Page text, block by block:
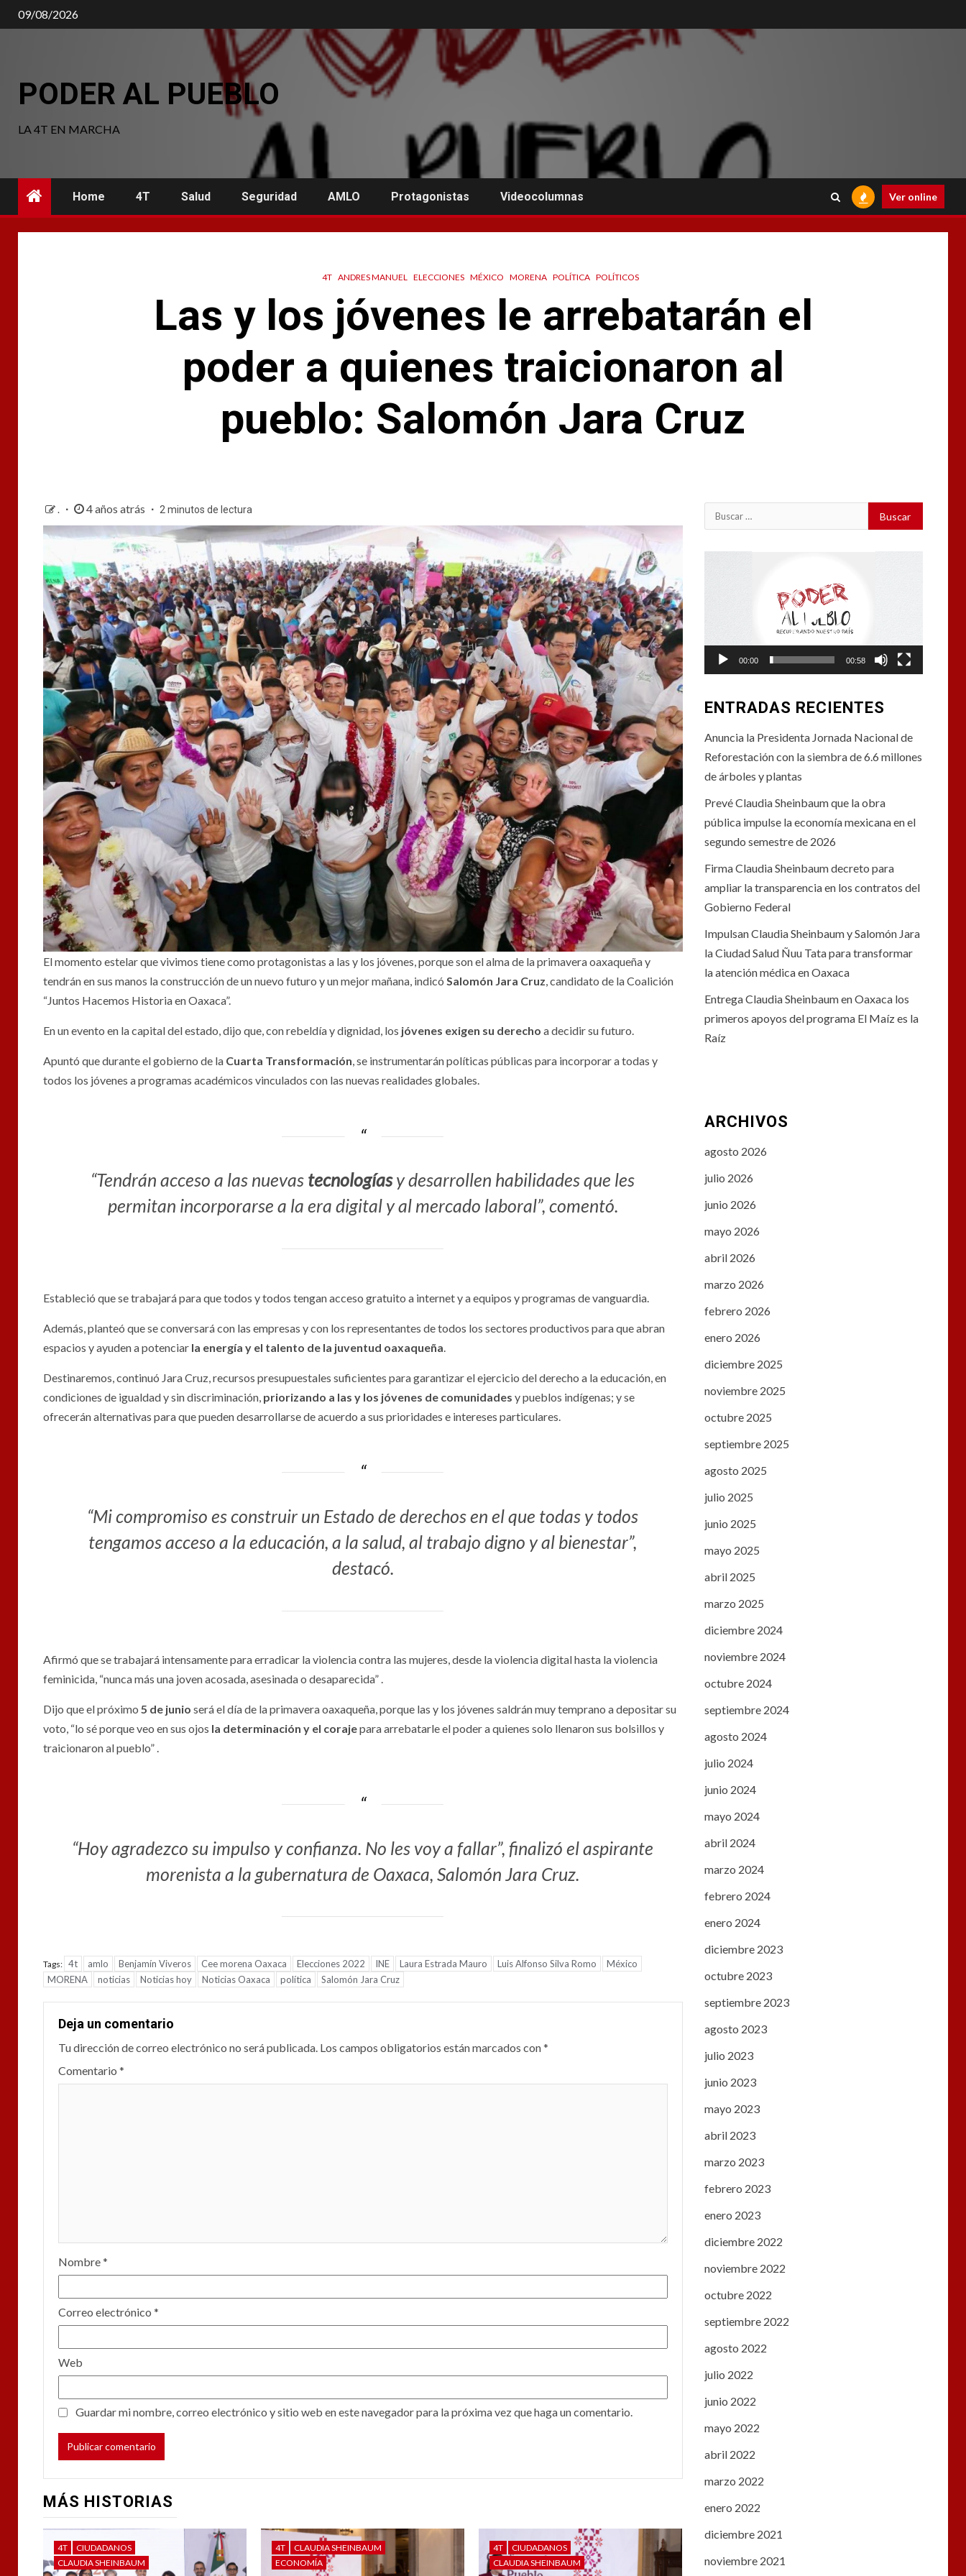
Saltar
al
09/08/2026
PODER AL PUEBLO
LA 4T EN MARCHA
Home 4T Salud Seguridad AMLO Protagonistas Videocolumnas Ver online
4T ANDRES MANUEL ELECCIONES MÉXICO MORENA POLÍTICA POLÍTICOS
Las y los jóvenes le arrebatarán el
poder a quienes traicionaron al
pueblo: Salomón Jara Cruz
. 4 años atrás 2 minutos de lectura
El momento estelar que vivimos tiene como protagonistas a las y los jóvenes, porque son el alma de la primavera oaxaqueña y
tendrán en sus manos la construcción de un nuevo futuro y un mejor mañana, indicó Salomón Jara Cruz, candidato de la Coalición
“Juntos Hacemos Historia en Oaxaca”.
En un evento en la capital del estado, dijo que, con rebeldía y dignidad, los jóvenes exigen su derecho a decidir su futuro.
Apuntó que durante el gobierno de la Cuarta Transformación, se instrumentarán políticas públicas para incorporar a todas y
todos los jóvenes a programas académicos vinculados con las nuevas realidades globales.
“Tendrán acceso a las nuevas tecnologíasy desarrollen habilidades que les
permitan incorporarse a la era digital y al mercado laboral”, comentó.
Estableció que se trabajará para que todos y todos tengan acceso gratuito a internet y a equipos y programas de vanguardia.
Además, planteó que se conversará con las empresas y con los representantes de todos los sectores productivos para que abran
espacios y ayuden a potenciar la energía y el talento de la juventud oaxaqueña.
Destinaremos, continuó Jara Cruz, recursos presupuestales suficientes para garantizar el ejercicio del derecho a la educación, en
condiciones de igualdad y sin discriminación, priorizando a las y los jóvenes de comunidades y pueblos indígenas; y se
ofrecerán alternativas para que pueden desarrollarse de acuerdo a sus prioridades e intereses particulares.
“Mi compromiso es construir un Estado de derechos en el que todas y todos
tengamos acceso a la educación, a la salud, al trabajo digno y al bienestar”,
destacó.
Afirmó que se trabajará intensamente para erradicar la violencia contra las mujeres, desde la violencia digital hasta la violencia
feminicida, “nunca más una joven acosada, asesinada o desaparecida” .
Dijo que el próximo 5 de junio será el día de la primavera oaxaqueña, porque las y los jóvenes saldrán muy temprano a depositar su
voto, “lo sé porque veo en sus ojos la determinación y el corajepara arrebatarle el poder a quienes solo llenaron sus bolsillos y
traicionaron al pueblo” .
“Hoy agradezco su impulso y confianza. No les voy a fallar”, finalizó el aspirante
morenista a la gubernatura de Oaxaca, Salomón Jara Cruz.
Tags: 4t amlo Benjamín Viveros Cee morena Oaxaca Elecciones 2022 INE Laura Estrada Mauro Luis Alfonso Silva Romo
México
MORENA
noticias Noticias hoy Noticias Oaxaca política Salomón Jara Cruz
Deja un comentario
Tu dirección de correo electrónico no será publicada. Los campos obligatorios están marcados con*
Comentario *
Nombre*
Correo electrónico *
Web
Guardar mi nombre, correo electrónico y sitio web en este navegador para la próxima vez que haga un comentario.
MÁS HISTORIAS
4T
CIUDADANOS
CLAUDIA SHEINBAUM
4T
CLAUDIA SHEINBAUM
ECONOMÍA
4T
CIUDADANOS
CLAUDIA SHEINBAUM
Buscar:
00:00 00:58
ENTRADAS RECIENTES
Anuncia la Presidenta Jornada Nacional de
Reforestación con la siembra de 6.6 millones
de árboles y plantas
Prevé Claudia Sheinbaum que la obra
pública impulse la economía mexicana en el
segundo semestre de 2026
Firma Claudia Sheinbaum decreto para
ampliar la transparencia en los contratos del
Gobierno Federal
Impulsan Claudia Sheinbaum y Salomón Jara
la Ciudad Salud Ñuu Tata para transformar
la atención médica en Oaxaca
Entrega Claudia Sheinbaum en Oaxaca los
primeros apoyos del programa El Maíz es la
Raíz
ARCHIVOS
agosto 2026
julio 2026
junio 2026
mayo 2026
abril 2026
marzo 2026
febrero 2026
enero 2026
diciembre 2025
noviembre 2025
octubre 2025
septiembre 2025
agosto 2025
julio 2025
junio 2025
mayo 2025
abril 2025
marzo 2025
diciembre 2024
noviembre 2024
octubre 2024
septiembre 2024
agosto 2024
julio 2024
junio 2024
mayo 2024
abril 2024
marzo 2024
febrero 2024
enero 2024
diciembre 2023
octubre 2023
septiembre 2023
agosto 2023
julio 2023
junio 2023
mayo 2023
abril 2023
marzo 2023
febrero 2023
enero 2023
diciembre 2022
noviembre 2022
octubre 2022
septiembre 2022
agosto 2022
julio 2022
junio 2022
mayo 2022
abril 2022
marzo 2022
enero 2022
diciembre 2021
noviembre 2021